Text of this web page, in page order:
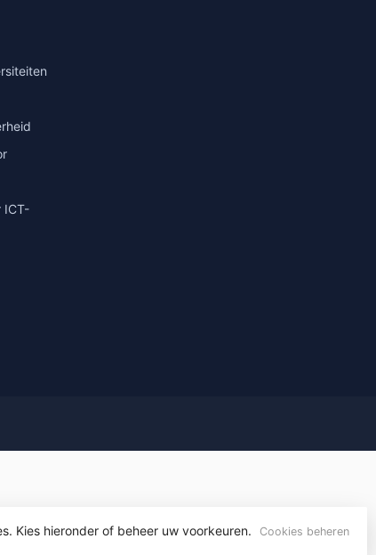
ICT-
Dyvelopment
Kies hieronder of beheer uw voorkeuren. Cookies beheren